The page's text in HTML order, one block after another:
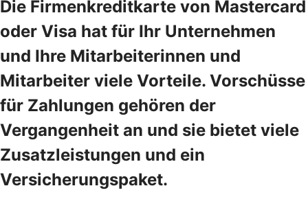
Die Firmenkreditkarte von Mastercard
oder Visa hat für Ihr Unternehmen
und Ihre Mitarbeiterinnen und
Mitarbeiter viele Vorteile. Vorschüsse
für Zahlungen gehören der
Vergangenheit an und sie bietet viele
Zusatzleistungen und ein
Versicherungspaket.